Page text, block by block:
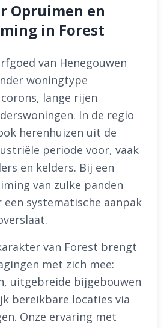
Opruimen en
in Forest
van Henegouwen
woningtype
lange rijen
In de regio
herenhuizen uit de
periode voor, vaak
en kelders. Bij een
van zulke panden
systematische aanpak
van Forest brengt
met zich mee:
uitgebreide bijgebouwen
bereikbare locaties via
Onze ervaring met